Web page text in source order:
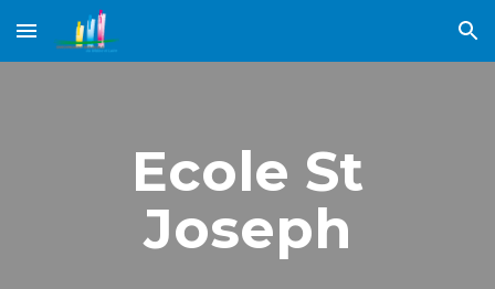
Skip to main content Skip to navigation
Ecole St
Joseph